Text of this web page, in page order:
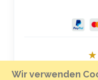
Wir verwendenBei